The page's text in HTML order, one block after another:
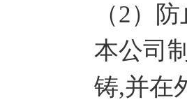
（2）
本公司
铸,并在